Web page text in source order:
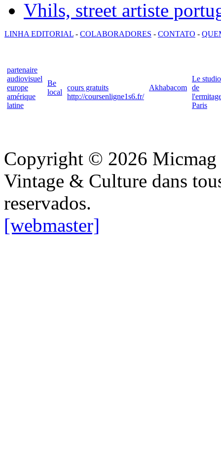
Vhils, street artiste
LINHA EDITORIAL - COLABORADORES - CONTATO -
partenaire
audiovisuel
europe
amérique
latine
Be
local
cours gratuits
http://coursenligne1s6.fr/
Akhabacom
Le studio
de
Paris
Copyright © 2026 Micmag
Vintage & Culture dans
reservados.
[webmaster]